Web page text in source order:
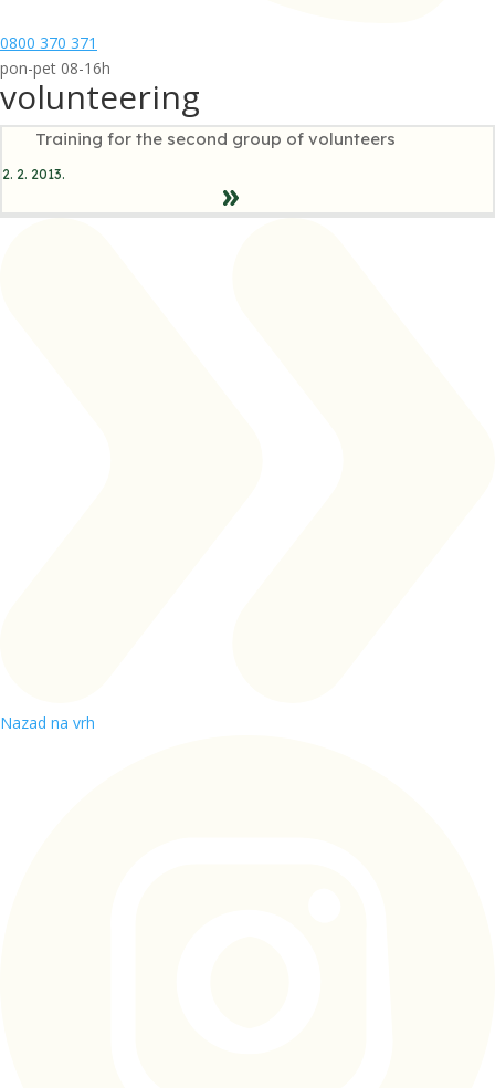
0800 370 371
pon-pet 08-16h
volunteering
Training for the second group of volunteers
2. 2. 2013.
Nazad na vrh